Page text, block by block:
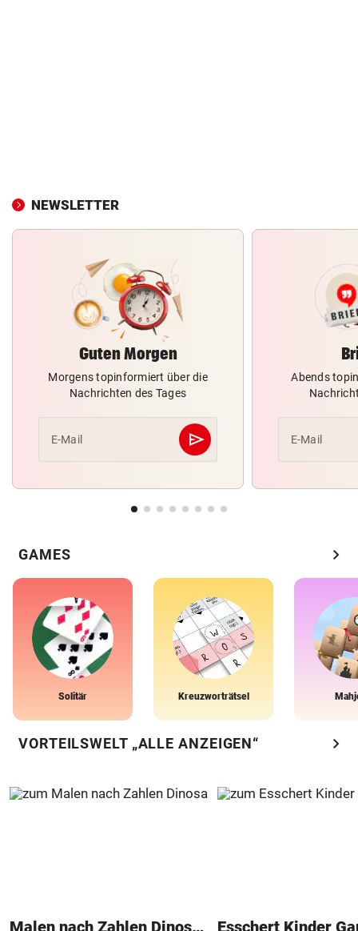
NEWSLETTER
Guten Morgen
Morgens topinformiert über die
Nachrichten des Tages
E-Mail send
Abschicken
Abends
E-Mail
GAMES chevron_right
Solitär Kreuzworträtsel
VORTEILSWELT „ALLE ANZEIGEN“ chevron_right
Malen nach Zahlen Dinosaurier